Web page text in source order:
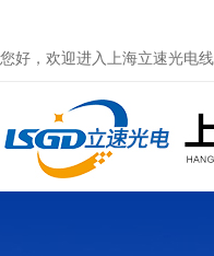
您好，欢迎进入上海立速光电